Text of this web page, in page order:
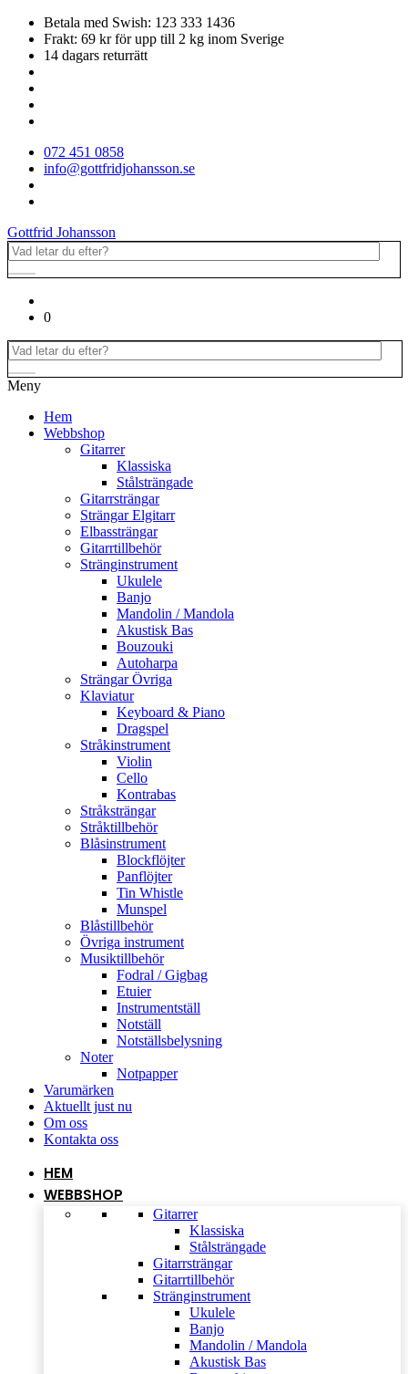
Betala med Swish: 123 333 1436
Frakt: 69 kr för upp till 2 kg inom Sverige
14 dagars returrätt
072 451 0858
info@gottfridjohansson.se
Gottfrid Johansson
0
Meny
Hem
Webbshop
Gitarrer
Klassiska
Stålsträngade
Gitarrsträngar
Strängar Elgitarr
Elbassträngar
Gitarrtillbehör
Stränginstrument
Ukulele
Banjo
Mandolin / Mandola
Akustisk Bas
Bouzouki
Autoharpa
Strängar Övriga
Klaviatur
Keyboard & Piano
Dragspel
Stråkinstrument
Violin
Cello
Kontrabas
Stråksträngar
Stråktillbehör
Blåsinstrument
Blockflöjter
Panflöjter
Tin Whistle
Munspel
Blåstillbehör
Övriga instrument
Musiktillbehör
Fodral / Gigbag
Etuier
Instrumentställ
Notställ
Notställsbelysning
Noter
Notpapper
Varumärken
Aktuellt just nu
Om oss
Kontakta oss
HEM
WEBBSHOP
Gitarrer
Klassiska
Stålsträngade
Gitarrsträngar
Gitarrtillbehör
Stränginstrument
Ukulele
Banjo
Mandolin / Mandola
Akustisk Bas